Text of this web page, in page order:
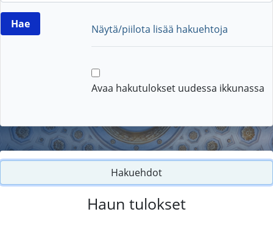
Näytä/piilota lisää hakuehtoja
Avaa hakutulokset uudessa ikkunassa
Hakuehdot
Haun tulokset